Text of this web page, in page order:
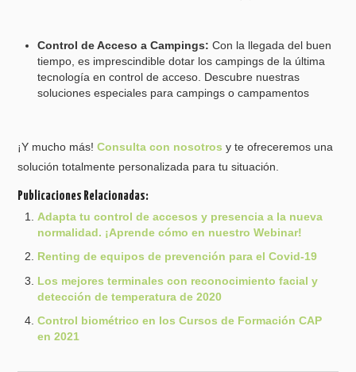
Control de Acceso a Campings: Con la llegada del buen
tiempo, es imprescindible dotar los campings de la última
tecnología en control de acceso. Descubre nuestras
soluciones especiales para campings o campamentos
¡Y mucho más!Consulta con nosotros y te ofreceremos una
solución totalmente personalizada para tu situación.
Publicaciones Relacionadas:
Adapta tu control de accesos y presencia a la nueva
normalidad. ¡Aprende cómo en nuestro Webinar!
Renting de equipos de prevención para el Covid-19
Los mejores terminales con reconocimiento facial y
detección de temperatura de 2020
Control biométrico en los Cursos de Formación CAP
en 2021